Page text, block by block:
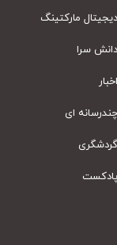
مارکتینگ
سرا
ای